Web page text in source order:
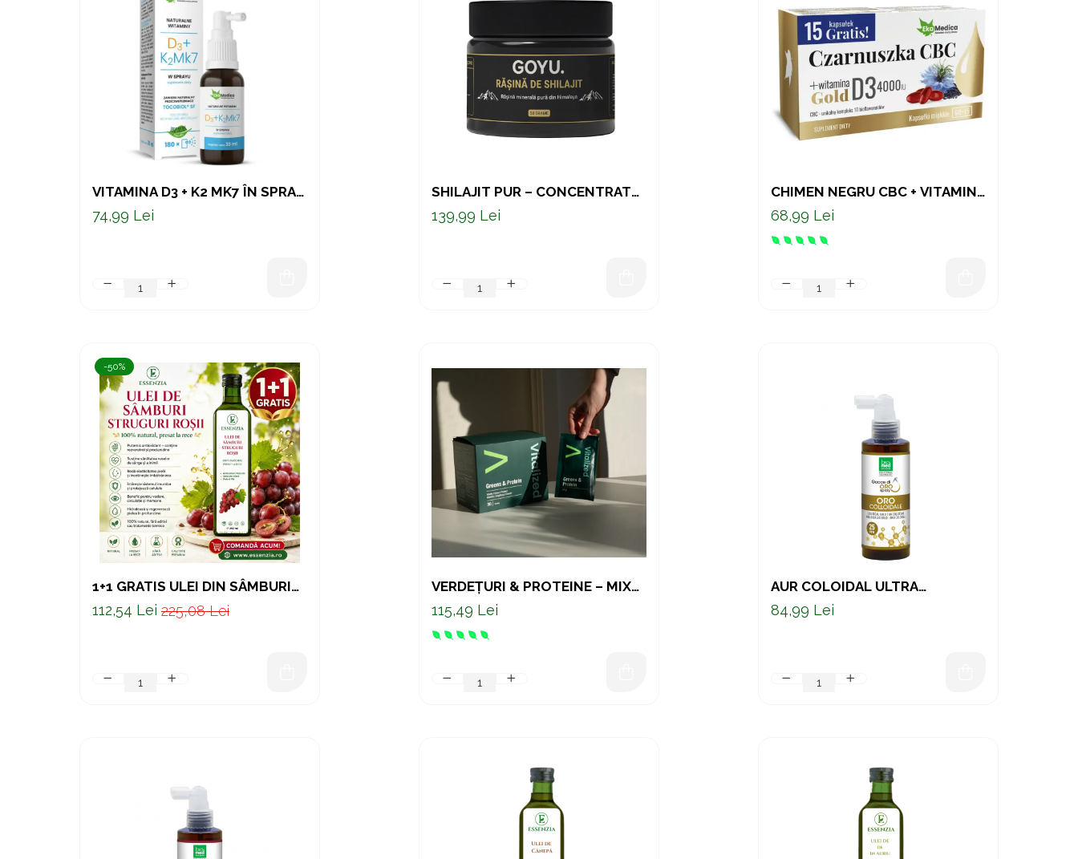
Vitamine & Suplimente
Vitamine Coloidale
VITAMINA D3 + K2 MK7 ÎN SPRAY
– SUPORT PENTRU OASE,
IMUNITATE ȘI ECHILIBRU
74,99 Lei
SHILAJIT PUR – CONCENTRAT
NATURAL PENTRU VITALITATE
ȘI ECHILIBRU 50 G
139,99 Lei
CHIMEN NEGRU CBC + VITAMINA
D3 4000 UI - 75 CAPSULE
68,99 Lei
-50%
1+1 GRATIS ULEI DIN SÂMBURI
DE STRUGURI ROȘII PRESAT LA
RECE – SUPORT NATURAL
225,08 Lei
112,54 Lei
VERDEȚURI & PROTEINE – MIX
PREMIUM CU SUPERALIMENTE
VERZI ȘI PROTEINĂ VEGETALĂ,
30 PLICURI
115,49 Lei
AUR COLOIDAL ULTRA
CONCENTRAT 25 PPM – SPRAY
PENTRU CLARITATE MENTALĂ
84,99 Lei